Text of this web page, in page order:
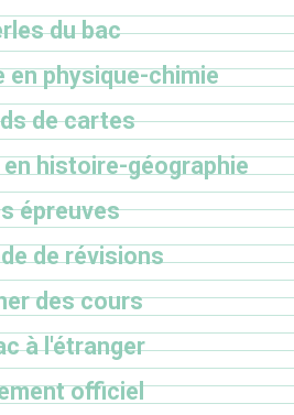
du bac
en physique-chimie
de cartes
histoire-géographie
épreuves
de révisions
des cours
à l'étranger
officiel